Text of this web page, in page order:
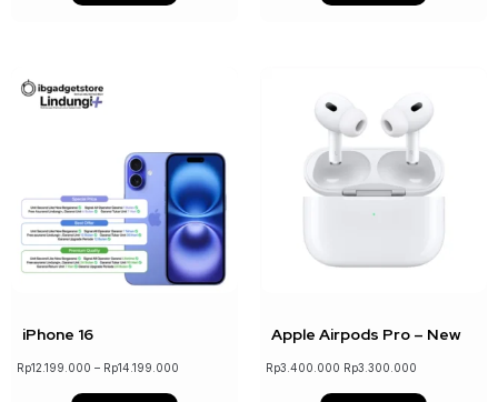
↓ 8%
iPhone 16
Rp12.199.000 – Rp14.199.000
Apple Airpods Pro – New
Rp3.400.000 Rp3.300.000